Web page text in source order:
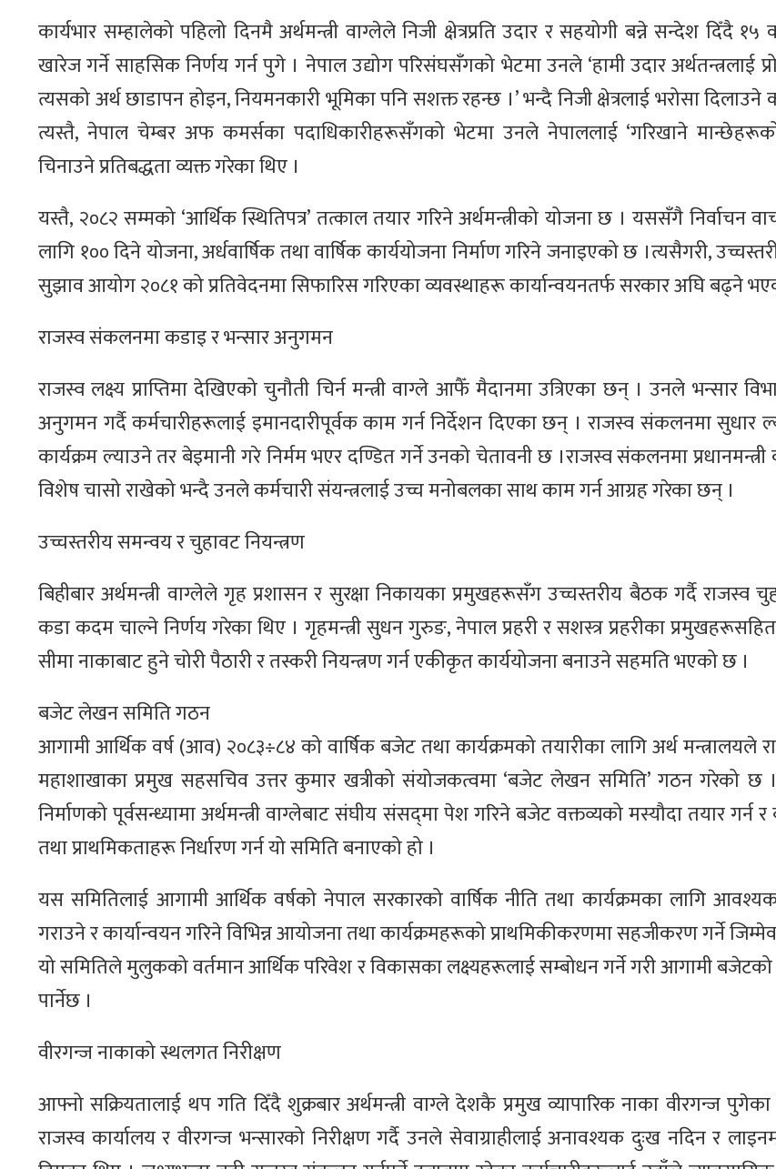
कार्यभार सम्हालेको पहिलो दिनमै अर्थमन्त्री वाग्लेले निजी क्षेत्रप्रति उदार र सहयोगी बन्ने सन्देश दिँदै १५
खारेज गर्ने साहसिक निर्णय गर्न पुगे । नेपाल उद्योग परिसंघसँगको भेटमा उनले ‘हामी उदार अर्थतन्त्रलाई
त्यसको अर्थ छाडापन होइन, नियमनकारी भूमिका पनि सशक्त रहन्छ ।’ भन्दै निजी क्षेत्रलाई भरोसा दिलाउने
त्यस्तै, नेपाल चेम्बर अफ कमर्सका पदाधिकारीहरूसँगको भेटमा उनले नेपाललाई ‘गरिखाने
चिनाउने प्रतिबद्धता व्यक्त गरेका थिए ।
यस्तै, २०८२ सम्मको ‘आर्थिक स्थितिपत्र’ तत्काल तयार गरिने अर्थमन्त्रीको योजना छ । यससँगै निर्वाचन
लागि १०० दिने योजना, अर्धवार्षिक तथा वार्षिक कार्ययोजना निर्माण गरिने जनाइएको छ ।त्यसैगरी,
सुझाव आयोग २०८१ को प्रतिवेदनमा सिफारिस गरिएका व्यवस्थाहरू कार्यान्वयनतर्फ सरकार अघि बढ्ने
राजस्व संकलनमा कडाइ र भन्सार अनुगमन
राजस्व लक्ष्य प्राप्तिमा देखिएको चुनौती चिर्न मन्त्री वाग्ले आफैँ मैदानमा उत्रिएका छन् । उनले भन्सार
अनुगमन गर्दै कर्मचारीहरूलाई इमानदारीपूर्वक काम गर्न निर्देशन दिएका छन् । राजस्व संकलनमा सुधार
कार्यक्रम ल्याउने तर बेइमानी गरे निर्मम भएर दण्डित गर्ने उनको चेतावनी छ ।राजस्व संकलनमा
विशेष चासो राखेको भन्दै उनले कर्मचारी संयन्त्रलाई उच्च मनोबलका साथ काम गर्न आग्रह गरेका छन् ।
उच्चस्तरीय समन्वय र चुहावट नियन्त्रण
बिहीबार अर्थमन्त्री वाग्लेले गृह प्रशासन र सुरक्षा निकायका प्रमुखहरूसँग उच्चस्तरीय बैठक गर्दै राजस्व
कडा कदम चाल्ने निर्णय गरेका थिए । गृहमन्त्री सुधन गुरुङ, नेपाल प्रहरी र सशस्त्र प्रहरीका
सीमा नाकाबाट हुने चोरी पैठारी र तस्करी नियन्त्रण गर्न एकीकृत कार्ययोजना बनाउने सहमति भएको छ ।
बजेट लेखन समिति गठन
आगामी आर्थिक वर्ष (आव) २०८३÷८४ को वार्षिक बजेट तथा कार्यक्रमको तयारीका लागि अर्थ मन्त्रालयले
महाशाखाका प्रमुख सहसचिव उत्तर कुमार खत्रीको संयोजकत्वमा ‘बजेट लेखन समिति’ गठन गरेको
निर्माणको पूर्वसन्ध्यामा अर्थमन्त्री वाग्लेबाट संघीय संसद्‍मा पेश गरिने बजेट वक्तव्यको मस्यौदा तयार गर्न
तथा प्राथमिकताहरू निर्धारण गर्न यो समिति बनाएको हो ।
यस समितिलाई आगामी आर्थिक वर्षको नेपाल सरकारको वार्षिक नीति तथा कार्यक्रमका लागि
गराउने र कार्यान्वयन गरिने विभिन्न आयोजना तथा कार्यक्रमहरूको प्राथमिकीकरणमा सहजीकरण गर्ने
यो समितिले मुलुकको वर्तमान आर्थिक परिवेश र विकासका लक्ष्यहरूलाई सम्बोधन गर्ने गरी आगामी
पार्नेछ ।
वीरगन्ज नाकाको स्थलगत निरीक्षण
आफ्नो सक्रियतालाई थप गति दिँदै शुक्रबार अर्थमन्त्री वाग्ले देशकै प्रमुख व्यापारिक नाका वीरगन्ज
राजस्व कार्यालय र वीरगन्ज भन्सारको निरीक्षण गर्दै उनले सेवाग्राहीलाई अनावश्यक दुःख नदिन र